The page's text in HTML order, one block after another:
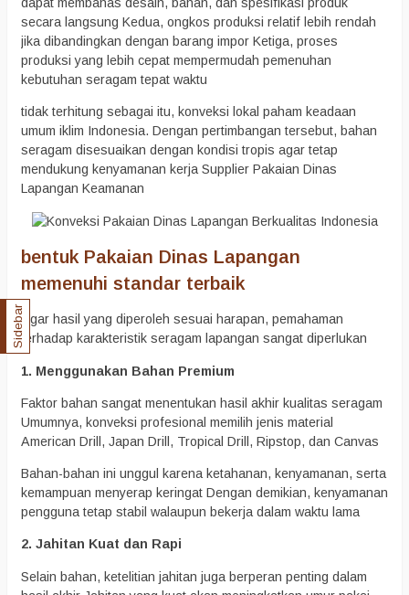
secara langsung Kedua, ongkos produksi relatif lebih rendah
jika dibandingkan dengan barang impor Ketiga, proses
produksi yang lebih cepat mempermudah pemenuhan
kebutuhan seragam tepat waktu
tidak terhitung sebagai itu, konveksi lokal paham keadaan
umum iklim Indonesia. Dengan pertimbangan tersebut, bahan
seragam disesuaikan dengan kondisi tropis agar tetap
mendukung kenyamanan kerja Supplier Pakaian Dinas
Lapangan Keamanan
bentuk Pakaian Dinas Lapangan
memenuhi standar terbaik
Agar hasil yang diperoleh sesuai harapan, pemahaman
terhadap karakteristik seragam lapangan sangat diperlukan
1. Menggunakan Bahan Premium
Faktor bahan sangat menentukan hasil akhir kualitas seragam
Umumnya, konveksi profesional memilih jenis material
American Drill, Japan Drill, Tropical Drill, Ripstop, dan Canvas
Bahan-bahan ini unggul karena ketahanan, kenyamanan, serta
kemampuan menyerap keringat Dengan demikian, kenyamanan
pengguna tetap stabil walaupun bekerja dalam waktu lama
2. Jahitan Kuat dan Rapi
Selain bahan, ketelitian jahitan juga berperan penting dalam
Sidebar